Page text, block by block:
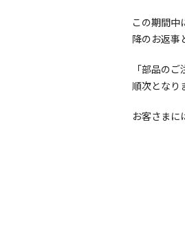
この期間中
降のお返事
「部品の
順次となり
お客さまに